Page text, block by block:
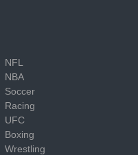
NFL
NBA
Soccer
Racing
UFC
Boxing
Wrestling